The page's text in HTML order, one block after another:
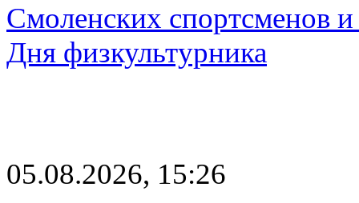
Смоленских спортсменов
Дня физкультурника
05.08.2026, 15:26